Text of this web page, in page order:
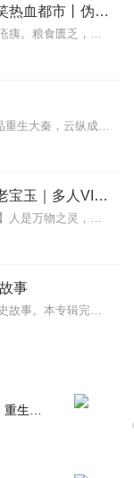
6
秦。
过在你不知道的时
，灵魂里潜藏的怯
第九特区丨头陀渊演播丨搞笑热血都市丨伪戒丨VIP免费多人有声剧
【内容简介】灾变过后，大地满目疮痍。粮食匮乏，资源紧俏，局势混乱……一位从待规划区杀出来的青年，背对着漫天黄沙，孤身来到九区谋生，却不曾想偶然结识三五好友，一念...
内容简介：飞卢中文网A级签约作品重生大秦，云纵成为人屠校尉，组建无敌陷阵营。为了回家，他一步一杀，横扫六国大军，战百家之长。“我于秦时归一统，秦时于我盛...
蛊真人｜大爱仙尊｜热血｜老宝玉｜多人VIP免费有声剧
内容简介【黑暗文反派流封神之作】人是万物之灵，蛊是天地真精。一个穿越者不断重生的故事。一个养蛊、炼蛊、用蛊的奇特世界。配音组（男角色）老宝玉旁白...
事
本专辑为大家讲述从秦朝开始的历史故事。本专辑完全免费。文章是采用公众号历史不是僵尸里面的内容。如有侵权请联系。vx:dongxun66688不盈利只为大家讲述...